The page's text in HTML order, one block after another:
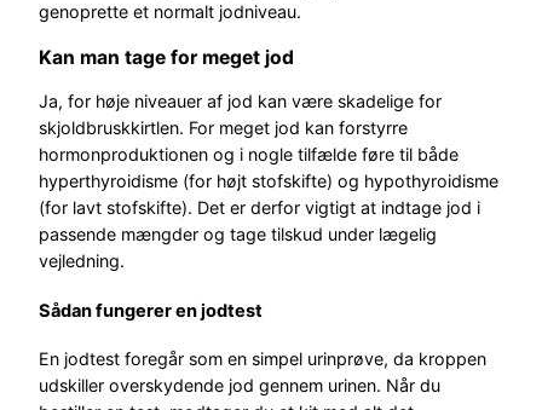
genoprette et normalt jodniveau.
Kan man tage for meget jod
Ja, for høje niveauer af jod kan være skadelige for
skjoldbruskkirtlen. For meget jod kan forstyrre
hormonproduktionen og i nogle tilfælde føre til både
hyperthyroidisme (for højt stofskifte) og hypothyroidisme
(for lavt stofskifte). Det er derfor vigtigt at indtage jod i
passende mængder og tage tilskud under lægelig
vejledning.
Sådan fungerer en jodtest
En jodtest foregår som en simpel urinprøve, da kroppen
udskiller overskydende jod gennem urinen. Når du